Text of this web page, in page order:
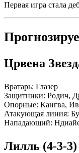
Первая игра стала
Црвена
Вратарь: Глазер
Защитники: Родич,
Опорные: Кангва,
Атакующая линия:
Нападающий:
Лилль (4-3-3)